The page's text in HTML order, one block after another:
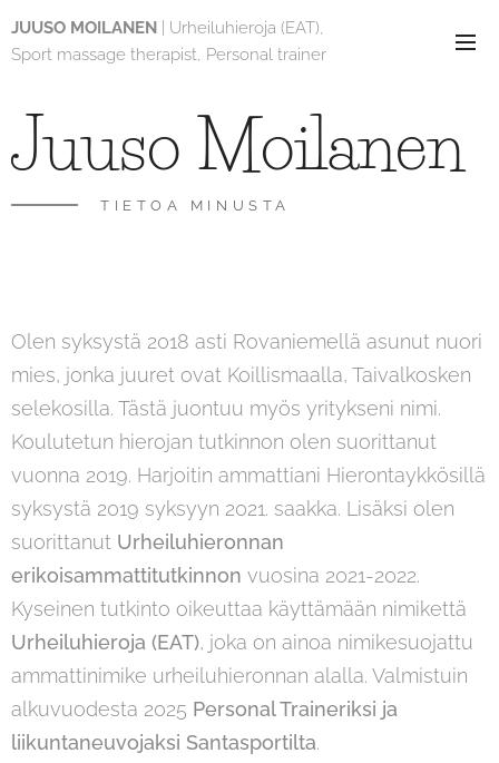
JUUSO MOILANEN | Urheiluhieroja (EAT),
Sport massage therapist, Personal trainer
Juuso Moilanen
TIETOA MINUSTA
Olen syksystä 2018 asti Rovaniemellä asunut nuori
mies, jonka juuret ovat Koillismaalla, Taivalkosken
selekosilla. Tästä juontuu myös yritykseni nimi.
Koulutetun hierojan tutkinnon olen suorittanut
vuonna 2019. Harjoitin ammattiani Hierontaykkösillä
syksystä 2019 syksyyn 2021. saakka. Lisäksi olen
suorittanut Urheiluhieronnan
erikoisammattitutkinnon vuosina 2021-2022.
Kyseinen tutkinto oikeuttaa käyttämään nimikettä
Urheiluhieroja (EAT), joka on ainoa nimikesuojattu
ammattinimike urheiluhieronnan alalla. Valmistuin
alkuvuodesta 2025 Personal Traineriksi ja
liikuntaneuvojaksi Santasportilta.